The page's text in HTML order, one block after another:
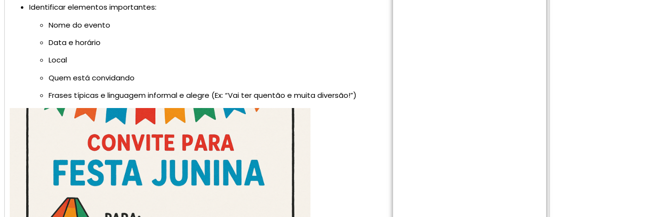
Identificar elementos importantes:
Nome do evento
Data e horário
Local
Quem está convidando
Frases típicas e linguagem informal e alegre (Ex: “Vai ter quentão e muita diversão!”)